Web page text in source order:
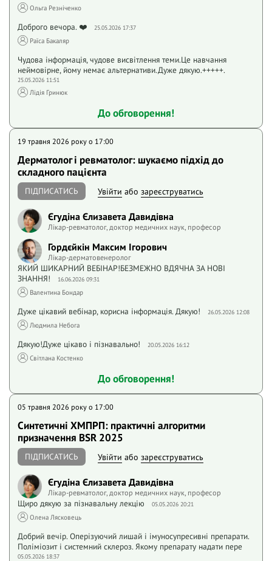
Ольга Резніченко
Доброго вечора. ❤️ 25.05.2026 17:37
Раїса Бакаляр
Чудова інформація, чудове висвітлення теми.Це навчання
неймовірне, йому немає альтернативи.Дуже дякую.+++++.
25.05.2026 11:51
Лідія Гринюк
До обговорення!
19 травня 2026 року o 17:00
Дерматолог і ревматолог: шукаємо підхід до
складного пацієнта
ПІДПИСАТИСЬ Увійти або зареєструватись
Єгудіна Єлизавета Давидівна
Лікар-ревматолог, доктор медичних наук, професор
Гордєйкін Максим Ігорович
Лікар-дерматовенеролог
ЯКИЙ ШИКАРНИЙ ВЕБІНАР!БЕЗМЕЖНО ВДЯЧНА ЗА НОВІ
ЗНАННЯ!
16.06.2026 09:31
Валентина Бондар
Дуже цікавий вебінар, корисна інформація. Дякую! 26.05.2026 12:08
Людмила Небога
Дякую!Дуже цікаво і пізнавально! 20.05.2026 16:12
Світлана Костенко
До обговорення!
05 травня 2026 року o 17:00
Синтетичні ХМПРП: практичні алгоритми
призначення BSR 2025
ПІДПИСАТИСЬ Увійти або зареєструватись
Єгудіна Єлизавета Давидівна
Лікар-ревматолог, доктор медичних наук, професор
Щиро дякую за пізнавальну лекцію 05.05.2026 20:21
Олена Лясковець
Добрий вечір. Оперізуючий лишай і імуносупресивні препарати.
Поліміозит і системний склероз. Якому препарату надати пере
05.05.2026 18:37